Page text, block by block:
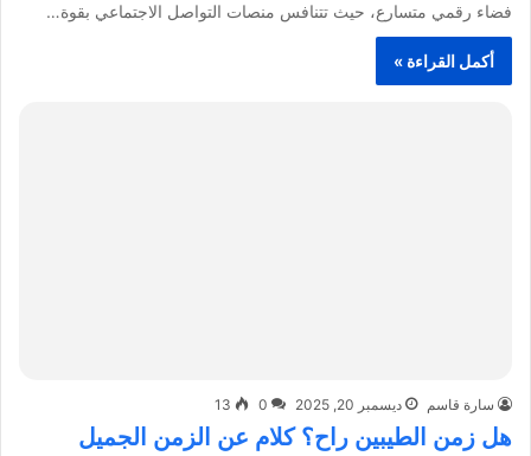
فضاء رقمي متسارع، حيث تتنافس منصات التواصل الاجتماعي بقوة…
أكمل القراءة »
سارة قاسم ديسمبر 20, 2025 0
13
هل زمن الطيبين راح؟ كلام عن الزمن الجميل